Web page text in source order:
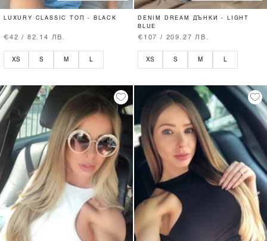
LUXURY CLASSIC ТОП - BLACK
€42 / 82.14 ЛВ.
XS S M L
DENIM DREAM ДЪНКИ - LIGHT
BLUE
€107 / 209.27 ЛВ.
XS S M L